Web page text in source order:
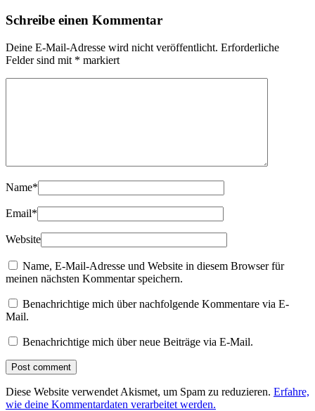
Schreibe einen Kommentar
Deine E-Mail-Adresse wird nicht veröffentlicht. Erforderliche
Felder sind mit * markiert
Name*
Email*
Website
Name, E-Mail-Adresse und Website in diesem Browser für
meinen nächsten Kommentar speichern.
Benachrichtige mich über nachfolgende Kommentare via E-
Mail.
Benachrichtige mich über neue Beiträge via E-Mail.
Diese Website verwendet Akismet, um Spam zu reduzieren. Erfahre,
wie deine Kommentardaten verarbeitet werden.